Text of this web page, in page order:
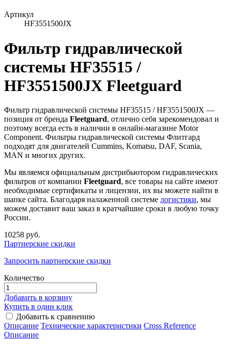
Артикул
HF3551500JX
Фильтр гидравлической
системы HF35515 /
HF3551500JX Fleetguard
Фильтр гидравлической системы HF35515 / HF3551500JX —
позиция от бренда Fleetguard, отлично себя зарекомендовал и
поэтому всегда есть в наличии в онлайн-магазине Motor
Component. Фильтры гидравлической системы Флитгард
подходят для двигателей Cummins, Komatsu, DAF, Scania,
MAN и многих других.
Мы являемся официальным дистрибьютором гидравлических
фильтров от компании Fleetguard, все товары на сайте имеют
необходимые сертификаты и лицензии, их вы можете найти в
шапке сайта. Благодаря налаженной системе логистики, мы
можем доставит ваш заказ в кратчайшие сроки в любую точку
России.
10258 руб.
Партнерские скидки
Запросить партнерские скидки
Количество
Добавить в корзину
Купить в один клик
Добавить к сравнению
Описание Технические характеристики Сross Reference
Описание